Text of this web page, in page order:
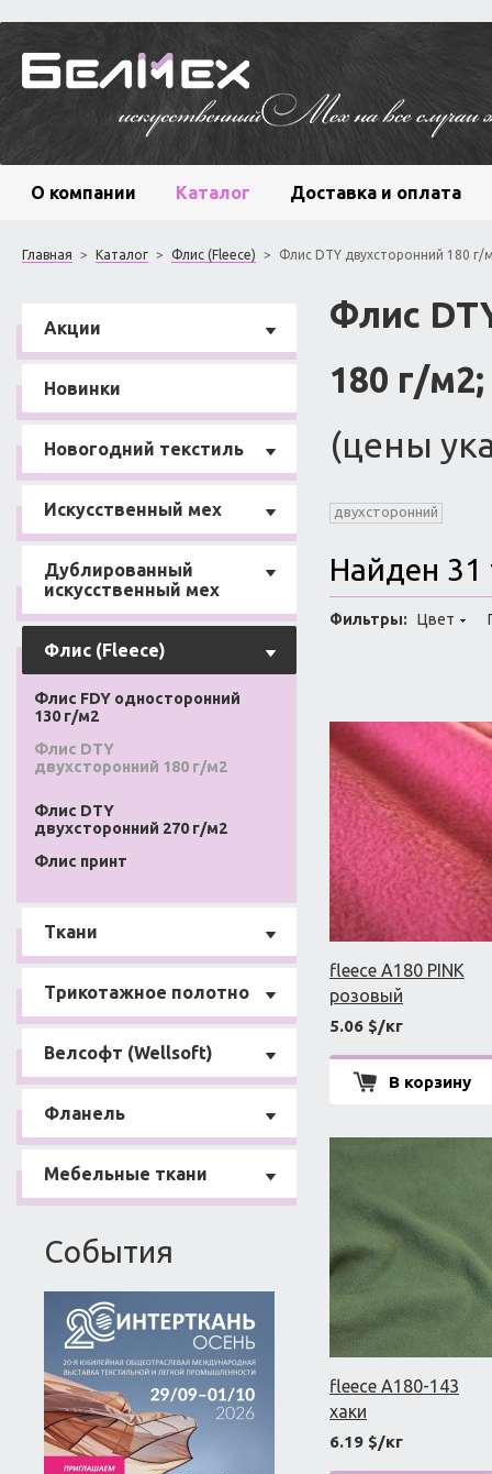
О компании Каталог Доставка и оплата
Главная > Каталог > Флис (Fleece) > Флис DTY двухсторонний 180 г/
Акции
Новинки
Новогодний текстиль
Искусственный мех
Дублированный
искусственный мех
Флис (Fleece)
Флис FDY односторонний
130 г/м2
Флис DTY
двухсторонний 180 г/м2
Флис DTY
двухсторонний 270 г/м2
Флис принт
Ткани
Трикотажное полотно
Велсофт (Wellsoft)
Фланель
Мебельные ткани
События
Флис
180 г/
(цены
двухсторонний
Найден 31
Фильтры: Цвет
fleece A180 PINK
розовый
5.06 $/кг
В корзину
fleece A180-143
хаки
6.19 $/кг